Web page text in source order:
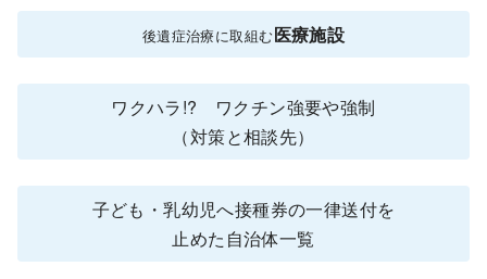
後遺症治療に取組む医療施設
ワクハラ!? ワクチン強要や強制
（対策と相談先）
子ども・乳幼児へ接種券の一律送付を
止めた自治体一覧